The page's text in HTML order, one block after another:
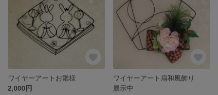
ワイヤーアートお雛様
2,000円
ワイヤーアート扇和風飾り
展示中